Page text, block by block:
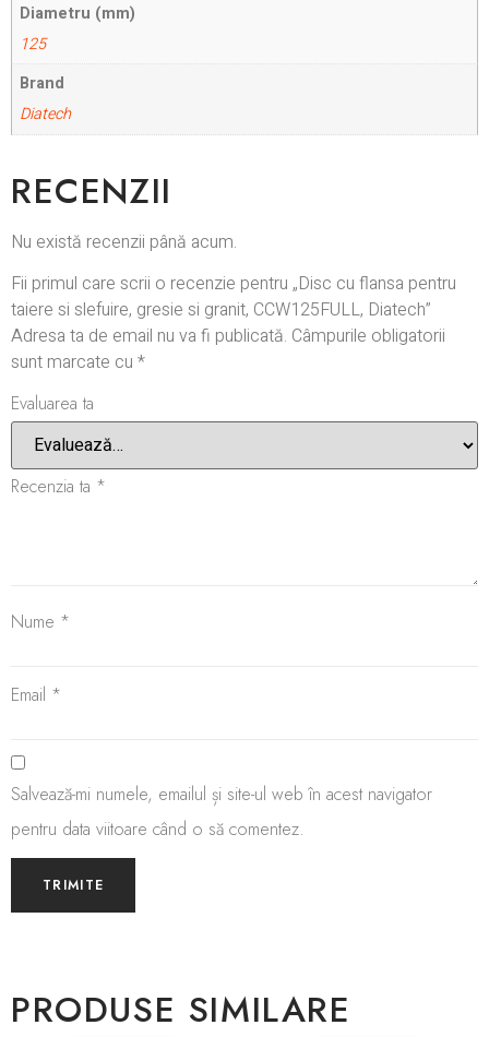
Diametru (mm)
125
Brand
Diatech
RECENZII
Nu există recenzii până acum.
Fii primul care scrii o recenzie pentru „Disc cu flansa pentru
taiere si slefuire, gresie si granit, CCW125FULL, Diatech”
Adresa ta de email nu va fi publicată. Câmpurile obligatorii
sunt marcate cu *
Evaluarea ta
Recenzia ta *
Nume *
Email *
Salvează-mi numele, emailul și site-ul web în acest navigator
pentru data viitoare când o să comentez.
PRODUSE SIMILARE